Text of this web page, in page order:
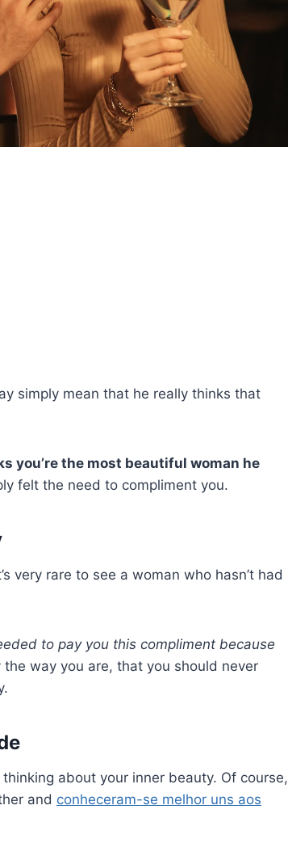
simply mean that he really thinks that
you’re the most beautiful woman he
felt the need to compliment you.
very rare to see a woman who hasn’t had
to pay you this compliment because
way you are, that you should never
about your inner beauty. Of course,
and conheceram-se melhor uns aos